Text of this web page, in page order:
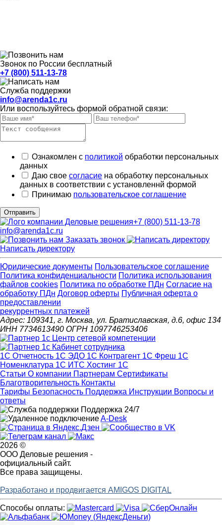
Звонок по России бесплатный
+7 (800) 511-13-78
Служба поддержки
info@arenda1c.ru
Или воспользуйтесь формой обратной связи:
Ознакомлен с политикой обработки персональных
данных
Даю свое согласие на обработку персональных
данных в соответствии с установленнй формой
Принимаю пользовательское соглашение
Отправить
+7 (800) 511-13-78
info@arenda1c.ru
Заказать звонок
Написать директору
Юридические документы Пользовательское соглашение
Политика конфиденциальности Политика использования
файлов cookies Политика по обработке ПДн Cогласие на
обработку ПДн Договор оферты Публичная оферта о
предоставлении
рекуррентных платежей
Адрес: 109341, г. Москва, ул. Братиславская, д.6, офис 134
ИНН 7734613490 ОГРН 1097746253406
1С Отчетность 1С ЭДО 1С Контрагент 1С Фреш 1С
Номенклатура 1С ИТС Хостинг 1С
Статьи О компании Партнерам Сертификаты
Благотворительность Контакты
Тарифы Безопасность Поддержка Инструкции Вопросы и
ответы
Поддержка 24/7
A-Desk
2026 ©
ООО Деловые решения -
официальный сайт.
Все права защищены.
Разработано и продвигается AMIGOS DIGITAL
Способы оплаты: